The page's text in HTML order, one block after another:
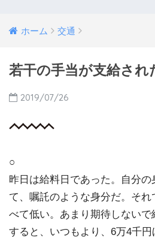
ホーム 交通
若干の手当が支給され
2019/07/26
○
昨日は給料日であった。自分の
て、嘱託のような身分だ。そ
べて低い。あまり期待しないで
すると、いつもより、6万4千